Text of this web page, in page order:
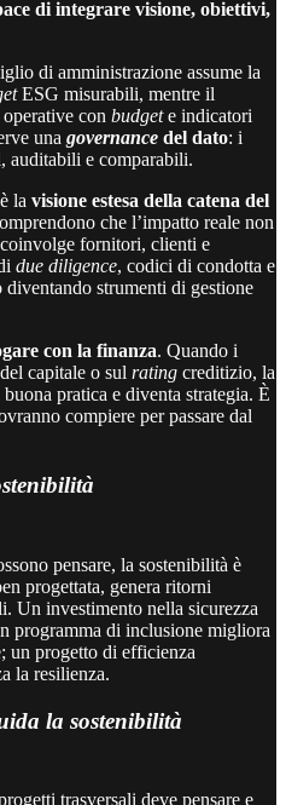
di integrare visione, obiettivi,
di amministrazione assume la
ESG misurabili, mentre il
con budgete indicatori
una governance del dato: i
auditabili e comparabili.
la visione estesa della catena del
che l’impatto reale non
fornitori, clienti e
due diligence, codici di condotta e
strumenti di gestione
con la finanza. Quando i
capitale o sul rating creditizio, la
pratica e diventa strategia. È
compiere per passare dal
pensare, la sostenibilità è
progettata, genera ritorni
Un investimento nella sicurezza
programma di inclusione migliora
un progetto di efficienza
la resilienza.
la sostenibilità
trasversali deve pensare e